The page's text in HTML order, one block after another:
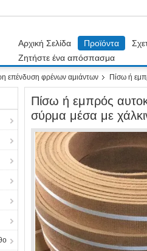
Αρχική Σελίδα Προϊόντα
Ζητήστε ένα απόσπασμα
επένδυση φρένων αμιάντων Πίσω ή
Πίσω ή εμπρός
σύρμα μέσα με